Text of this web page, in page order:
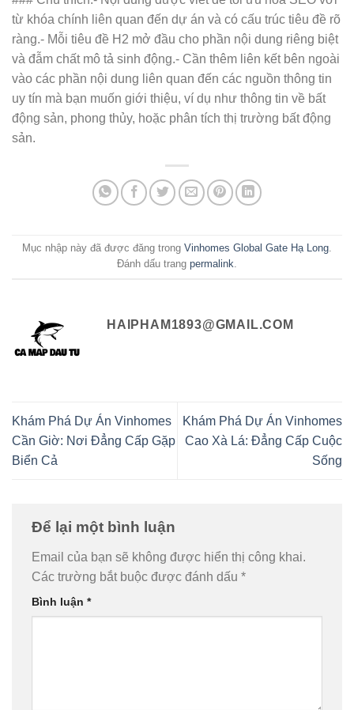
từ khóa chính liên quan đến dự án và có cấu trúc tiêu đề rõ
ràng.- Mỗi tiêu đề H2 mở đầu cho phần nội dung riêng biệt
và đẫm chất mô tả sinh động.- Cần thêm liên kết bên ngoài
vào các phần nội dung liên quan đến các nguồn thông tin
uy tín mà bạn muốn giới thiệu, ví dụ như thông tin về bất
động sản, phong thủy, hoặc phân tích thị trường bất động
sản.
Mục nhập này đã được đăng trong Vinhomes Global Gate Hạ Long.
Đánh dấu trang permalink.
HAIPHAM1893@GMAIL.COM
Khám Phá Dự Án Vinhomes
Cần Giờ: Nơi Đẳng Cấp Gặp
Biển Cả
Khám Phá Dự Án Vinhomes
Cao Xà Lá: Đẳng Cấp Cuộc
Sống
Để lại một bình luận
Email của bạn sẽ không được hiển thị công khai.
Các trường bắt buộc được đánh dấu *
Bình luận *